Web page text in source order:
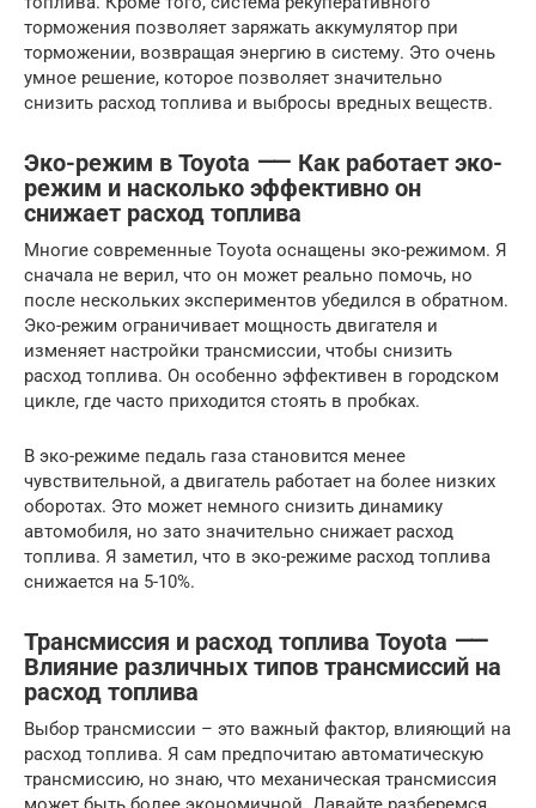
торможения позволяет заряжать аккумулятор при
торможении, возвращая энергию в систему. Это очень
умное решение, которое позволяет значительно
снизить расход топлива и выбросы вредных веществ.
Эко-режим в Toyota ⸺ Как работает эко-
режим и насколько эффективно он
снижает расход топлива
Многие современные Toyota оснащены эко-режимом. Я
сначала не верил, что он может реально помочь, но
после нескольких экспериментов убедился в обратном.
Эко-режим ограничивает мощность двигателя и
изменяет настройки трансмиссии, чтобы снизить
расход топлива. Он особенно эффективен в городском
цикле, где часто приходится стоять в пробках.
В эко-режиме педаль газа становится менее
чувствительной, а двигатель работает на более низких
оборотах. Это может немного снизить динамику
автомобиля, но зато значительно снижает расход
топлива. Я заметил, что в эко-режиме расход топлива
снижается на 5-10%.
Трансмиссия и расход топлива Toyota ⸺
Влияние различных типов трансмиссий на
расход топлива
Выбор трансмиссии – это важный фактор, влияющий на
расход топлива. Я сам предпочитаю автоматическую
трансмиссию, но знаю, что механическая трансмиссия